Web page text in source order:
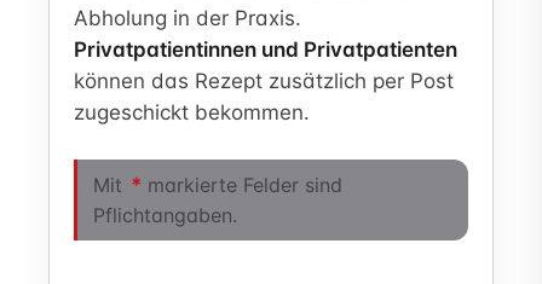
Abholung in der Praxis.
Privatpatientinnen und Privatpatienten
können das Rezept zusätzlich per Post
zugeschickt bekommen.
Mit * markierte Felder sind
Pflichtangaben.